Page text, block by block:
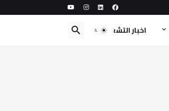
اخبار التشغيل